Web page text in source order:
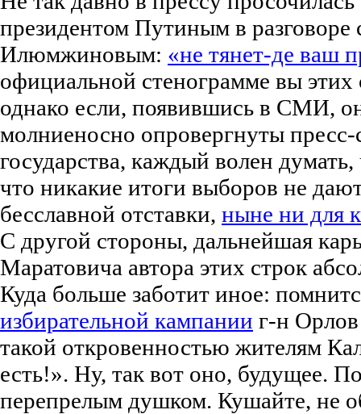
президентом Путиным в
Илюмжиновым: «не тянет-де ваш
официальной стенограмме вы этих
однако если, появившись в СМИ,
молниеносно опровергнуты
государства, каждый волен
что никакие итоги выборов не
бесславной отставки, ныне ни для
С другой стороны, дальнейшая
Маратовича автора этих строк
Куда больше заботит иное:
избирательной кампании г-н
такой откровенностью жителям
есть!». Ну, так вот оно, будущее.
перепрелым душком. Кушайте, не